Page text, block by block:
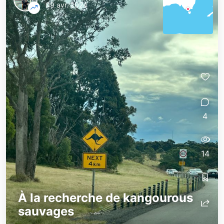
À la recherche de kangourous
sauvages
09 avr. 2024
4
14